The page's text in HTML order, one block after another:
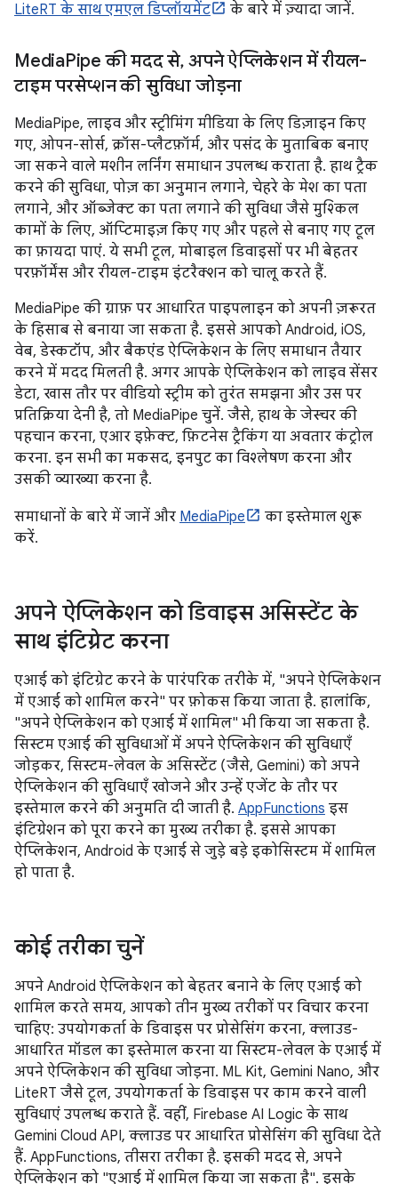
LiteRT के साथ एमएल डिप्लॉयमेंट के बारे में ज़्यादा जानें.
MediaPipe की मदद से, अपने ऐप्लिकेशन में रीयल-
टाइम परसेप्शन की सुविधा जोड़ना
MediaPipe, लाइव और स्ट्रीमिंग मीडिया के लिए डिज़ाइन किए
गए, ओपन-सोर्स, क्रॉस-प्लैटफ़ॉर्म, और पसंद के मुताबिक बनाए
जा सकने वाले मशीन लर्निंग समाधान उपलब्ध कराता है. हाथ ट्रैक
करने की सुविधा, पोज़ का अनुमान लगाने, चेहरे के मेश का पता
लगाने, और ऑब्जेक्ट का पता लगाने की सुविधा जैसे मुश्किल
कामों के लिए, ऑप्टिमाइज़ किए गए और पहले से बनाए गए टूल
का फ़ायदा पाएं. ये सभी टूल, मोबाइल डिवाइसों पर भी बेहतर
परफ़ॉर्मेंस और रीयल-टाइम इंटरैक्शन को चालू करते हैं.
MediaPipe की ग्राफ़ पर आधारित पाइपलाइन को अपनी ज़रूरत
के हिसाब से बनाया जा सकता है. इससे आपको Android, iOS,
वेब, डेस्कटॉप, और बैकएंड ऐप्लिकेशन के लिए समाधान तैयार
करने में मदद मिलती है. अगर आपके ऐप्लिकेशन को लाइव सेंसर
डेटा, खास तौर पर वीडियो स्ट्रीम को तुरंत समझना और उस पर
प्रतिक्रिया देनी है, तो MediaPipe चुनें. जैसे, हाथ के जेस्चर की
पहचान करना, एआर इफ़ेक्ट, फ़िटनेस ट्रैकिंग या अवतार कंट्रोल
करना. इन सभी का मकसद, इनपुट का विश्लेषण करना और
उसकी व्याख्या करना है.
समाधानों के बारे में जानें और MediaPipe
का इस्तेमाल शुरू
करें.
अपने ऐप्लिकेशन को डिवाइस असिस्टेंट के
साथ इंटिग्रेट करना
एआई को इंटिग्रेट करने के पारंपरिक तरीके में, "अपने ऐप्लिकेशन
में एआई को शामिल करने" पर फ़ोकस किया जाता है. हालांकि,
"अपने ऐप्लिकेशन को एआई में शामिल" भी किया जा सकता है.
सिस्टम एआई की सुविधाओं में अपने ऐप्लिकेशन की सुविधाएँ
जोड़कर, सिस्टम-लेवल के असिस्टेंट (जैसे, Gemini) को अपने
ऐप्लिकेशन की सुविधाएँ खोजने और उन्हें एजेंट के तौर पर
इस्तेमाल करने की अनुमति दी जाती है. AppFunctions इस
इंटिग्रेशन को पूरा करने का मुख्य तरीका है. इससे आपका
ऐप्लिकेशन, Android के एआई से जुड़े बड़े इकोसिस्टम में शामिल
हो पाता है.
कोई तरीका चुनें
अपने Android ऐप्लिकेशन को बेहतर बनाने के लिए एआई को
शामिल करते समय, आपको तीन मुख्य तरीकों पर विचार करना
चाहिए: उपयोगकर्ता के डिवाइस पर प्रोसेसिंग करना, क्लाउड-
आधारित मॉडल का इस्तेमाल करना या सिस्टम-लेवल के एआई में
अपने ऐप्लिकेशन की सुविधा जोड़ना. ML Kit, Gemini Nano, और
LiteRT जैसे टूल, उपयोगकर्ता के डिवाइस पर काम करने वाली
सुविधाएं उपलब्ध कराते हैं. वहीं, Firebase AI Logic के साथ
Gemini Cloud API, क्लाउड पर आधारित प्रोसेसिंग की सुविधा देते
हैं. AppFunctions, तीसरा तरीका है. इसकी मदद से, अपने
ऐप्लिकेशन को "एआई में शामिल किया जा सकता है". इसके